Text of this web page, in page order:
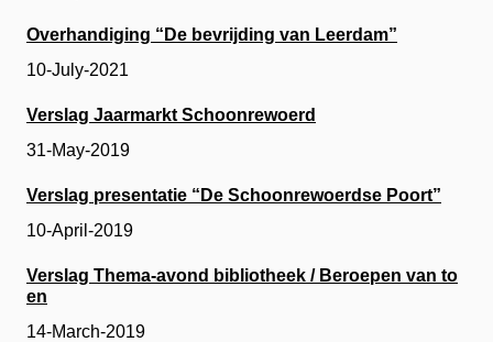
Overhandiging “De bevrijding van Leerdam”
10-July-2021
Verslag Jaarmarkt Schoonrewoerd
31-May-2019
Verslag presentatie “De Schoonrewoerdse Poort”
10-April-2019
Verslag Thema-avond bibliotheek / Beroepen van to
en
14-March-2019